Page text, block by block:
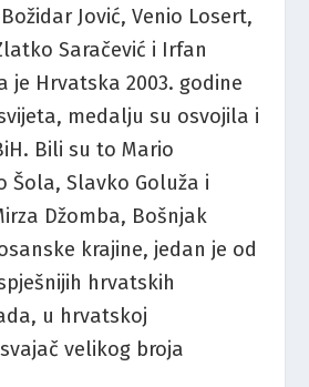
Jović, Venio Losert,
Saračević i Irfan
je Hrvatska 2003. godine
medalju su osvojila i
Bili su to Mario
Šola, Slavko Goluža i
Džomba, Bošnjak
krajine, jedan je od
hrvatskih
u hrvatskoj
velikog broja